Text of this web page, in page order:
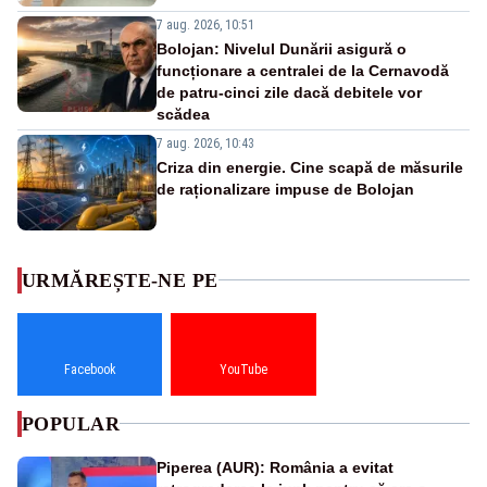
7 aug. 2026, 10:51
Bolojan: Nivelul Dunării asigură o
funcționare a centralei de la Cernavodă
de patru-cinci zile dacă debitele vor
scădea
7 aug. 2026, 10:43
Criza din energie. Cine scapă de măsurile
de raționalizare impuse de Bolojan
URMĂREȘTE-NE PE
Facebook YouTube
POPULAR
Piperea (AUR): România a evitat